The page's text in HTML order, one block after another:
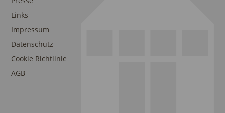
Links
Impressum
Datenschutz
Cookie Richtlinie
AGB